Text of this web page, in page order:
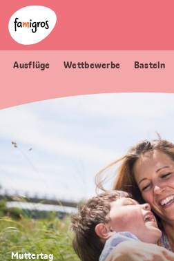
Sprungmarken
Navigation
Header
Logo
Ausflüge Wettbewerbe Basteln
Muttertag